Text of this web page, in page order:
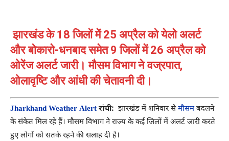
झारखंड के 18 जिलों में 25 अप्रैल को येलो अलर्ट
और बोकारो-धनबाद समेत 9 जिलों में 26 अप्रैल को
ओरेंज अलर्ट जारी। मौसम विभाग ने वज्रपात,
ओलावृष्टि और आंधी की चेतावनी दी।
Jharkhand Weather Alert रांची: झारखंड में शनिवार सेमौसमबदलने
के संकेत मिल रहे हैं। मौसम विभाग ने राज्य के कई जिलों में अलर्ट जारी करते
हुए लोगों को सतर्क रहने की सलाह दी है।